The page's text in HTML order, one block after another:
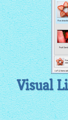
Visual